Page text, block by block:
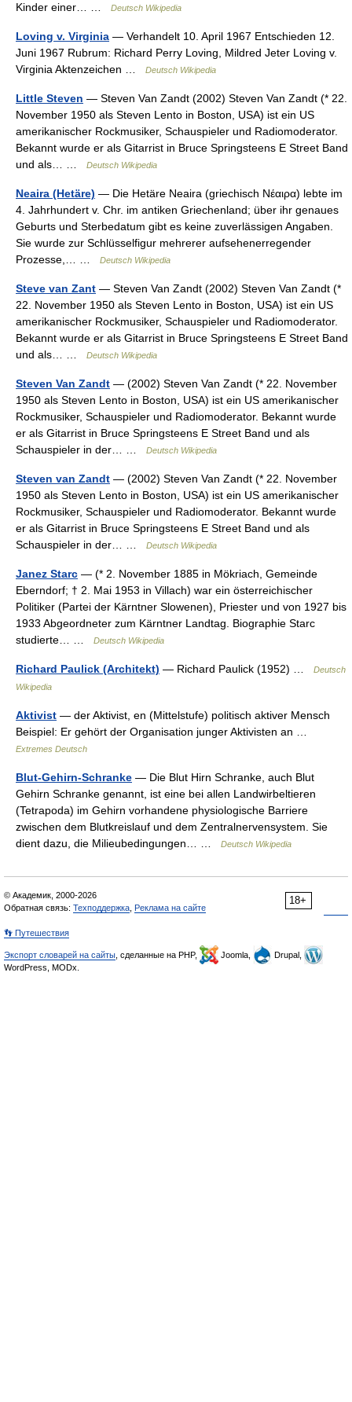
Kinder einer… …
Deutsch Wikipedia
Loving v. Virginia — Verhandelt 10. April 1967 Entschieden 12.
Juni 1967 Rubrum: Richard Perry Loving, Mildred Jeter Loving v.
Virginia Aktenzeichen …
Deutsch Wikipedia
Little Steven — Steven Van Zandt (2002) Steven Van Zandt (* 22.
November 1950 als Steven Lento in Boston, USA) ist ein US
amerikanischer Rockmusiker, Schauspieler und Radiomoderator.
Bekannt wurde er als Gitarrist in Bruce Springsteens E Street Band
und als… …
Deutsch Wikipedia
Neaira (Hetäre) — Die Hetäre Neaira (griechisch Νέαιρα) lebte im
4. Jahrhundert v. Chr. im antiken Griechenland; über ihr genaues
Geburts und Sterbedatum gibt es keine zuverlässigen Angaben.
Sie wurde zur Schlüsselfigur mehrerer aufsehenerregender
Prozesse,… …
Deutsch Wikipedia
Steve van Zant — Steven Van Zandt (2002) Steven Van Zandt (*
22. November 1950 als Steven Lento in Boston, USA) ist ein US
amerikanischer Rockmusiker, Schauspieler und Radiomoderator.
Bekannt wurde er als Gitarrist in Bruce Springsteens E Street Band
und als… …
Deutsch Wikipedia
Steven Van Zandt — (2002) Steven Van Zandt (* 22. November
1950 als Steven Lento in Boston, USA) ist ein US amerikanischer
Rockmusiker, Schauspieler und Radiomoderator. Bekannt wurde
er als Gitarrist in Bruce Springsteens E Street Band und als
Schauspieler in der… …
Deutsch Wikipedia
Steven van Zandt — (2002) Steven Van Zandt (* 22. November
1950 als Steven Lento in Boston, USA) ist ein US amerikanischer
Rockmusiker, Schauspieler und Radiomoderator. Bekannt wurde
er als Gitarrist in Bruce Springsteens E Street Band und als
Schauspieler in der… …
Deutsch Wikipedia
Janez Starc — (* 2. November 1885 in Mökriach, Gemeinde
Eberndorf; † 2. Mai 1953 in Villach) war ein österreichischer
Politiker (Partei der Kärntner Slowenen), Priester und von 1927 bis
1933 Abgeordneter zum Kärntner Landtag. Biographie Starc
studierte… …
Deutsch Wikipedia
Richard Paulick (Architekt) — Richard Paulick (1952) …
Deutsch
Wikipedia
Aktivist — der Aktivist, en (Mittelstufe) politisch aktiver Mensch
Beispiel: Er gehört der Organisation junger Aktivisten an …
Extremes Deutsch
Blut-Gehirn-Schranke — Die Blut Hirn Schranke, auch Blut
Gehirn Schranke genannt, ist eine bei allen Landwirbeltieren
(Tetrapoda) im Gehirn vorhandene physiologische Barriere
zwischen dem Blutkreislauf und dem Zentralnervensystem. Sie
dient dazu, die Milieubedingungen… …
Deutsch Wikipedia
18+
© Академик, 2000-2026
Обратная связь: Техподдержка Реклама на сайте
👣 Путешествия
Экспорт словарей на сайты , сделанные на PHP, Joomla,
Drupal,
WordPress, MODx.